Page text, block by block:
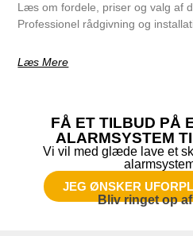
Læs om fordele, priser og valg af
Professionel rådgivning og
Læs Mere
FÅ ET TILBUD PÅ
ALARMSYSTEM
Vi vil med glæde lave et
JEG ØNSKER
Bliv ringet op